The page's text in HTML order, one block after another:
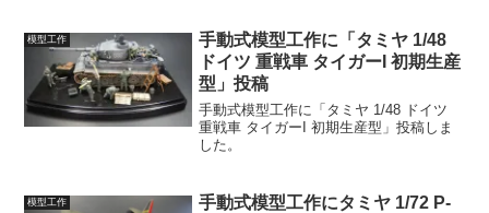
模型工作
手動式模型工作に「タミヤ 1/48
ドイツ 重戦車 タイガーI 初期生産
型」投稿
手動式模型工作に「タミヤ 1/48 ドイツ
重戦車 タイガーI 初期生産型」投稿しま
した。
模型工作
手動式模型工作にタミヤ 1/72 P-